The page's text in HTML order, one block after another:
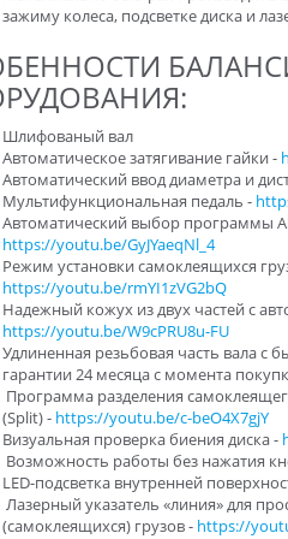
зажиму колеса, подсветке диска и
Шлифованый вал
Автоматическое затягивание гайки -
Автоматический ввод диаметра и
Мультифункциональная педаль -
Автоматический выбор программы
https://youtu.be/GyJYaeqNl_4
Режим установки самоклеящихся
https://youtu.be/rmYI1zVG2bQ
Надежный кожух из двух частей с
https://youtu.be/W9cPRU8u-FU
Удлиненная резьбовая часть вала
гарантии 24 месяца с момента
Программа разделения
(Split) - https://youtu.be/c-beO4X7gjY
Визуальная проверка биения диска -
Возможность работы без нажатия
LED-подсветка внутренней
Лазерный указатель «линия» для
(самоклеящихся) грузов - https://